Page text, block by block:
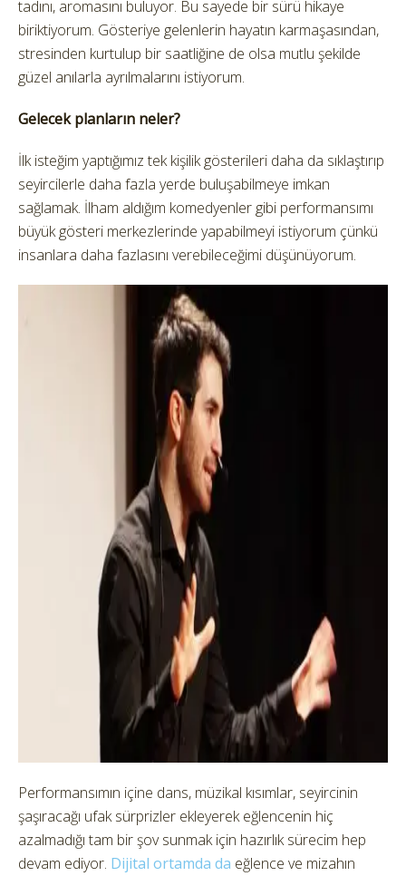
tadını, aromasını buluyor. Bu sayede bir sürü hikaye
biriktiyorum. Gösteriye gelenlerin hayatın karmaşasından,
stresinden kurtulup bir saatliğine de olsa mutlu şekilde
güzel anılarla ayrılmalarını istiyorum.
Gelecek planların neler?
İlk isteğim yaptığımız tek kişilik gösterileri daha da sıklaştırıp
seyircilerle daha fazla yerde buluşabilmeye imkan
sağlamak. İlham aldığım komedyenler gibi performansımı
büyük gösteri merkezlerinde yapabilmeyi istiyorum çünkü
insanlara daha fazlasını verebileceğimi düşünüyorum.
Performansımın içine dans, müzikal kısımlar, seyircinin
şaşıracağı ufak sürprizler ekleyerek eğlencenin hiç
azalmadığı tam bir şov sunmak için hazırlık sürecim hep
devam ediyor. Dijital ortamda da eğlence ve mizahın